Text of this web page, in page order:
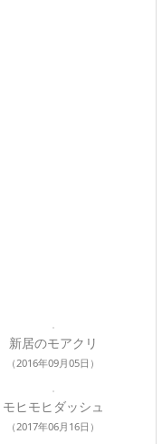
新居のモアクリ
（2016年09月05日）
モヒモヒダッシュ
（2017年06月16日）